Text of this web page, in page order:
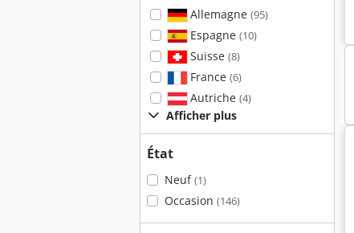
Allemagne (95)
Espagne (10)
Suisse (8)
France (6)
Autriche (4)
Afficher plus
État
Neuf(1)
Occasion (146)
Machine À Électroérosion